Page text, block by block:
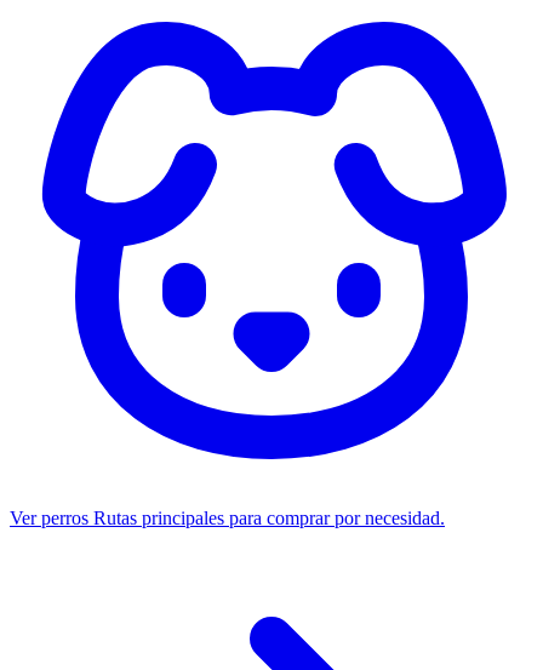
Ver perros Rutas principales para comprar por necesidad.